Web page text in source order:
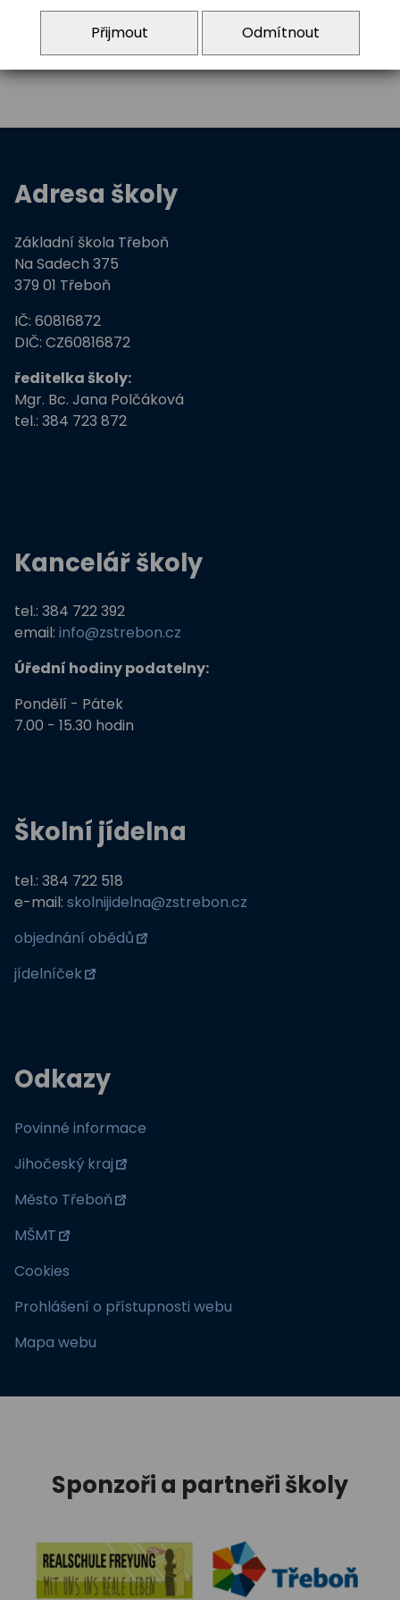
Sladká jídlainfo@zstrebon.cz
Adresa školy
Základní škola Třeboň
Na Sadech 375
379 01 Třeboň
IČ: 60816872
DIČ: CZ60816872
ředitelka školy:
Mgr. Bc. Jana Polčáková
tel.: 384 723 872
Kancelář školy
tel.: 384 722 392
email: info@zstrebon.cz
Úřední hodiny podatelny:
Pondělí - Pátek
7.00 - 15.30 hodin
Školní jídelna
tel.: 384 722 518
e-mail: skolnijidelna@zstrebon.cz
objednání obědů
jídelníček
Odkazy
Povinné informace
Jihočeský kraj
Město Třeboň
MŠMT
Cookies
Prohlášení o přístupnosti webu
Mapa webu
Sponzoři a partneři školy
Přijmout Odmítnout